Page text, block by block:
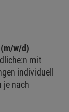
w/d)
mit
individuell
je nach